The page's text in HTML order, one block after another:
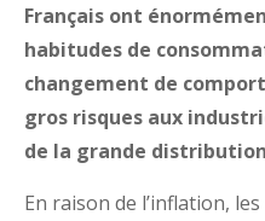
Français ont
habitudes de
changement de
gros risques aux
de la grande
En raison de l’inflation,